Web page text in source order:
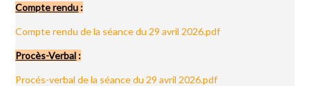
Compte rendu :
Compte rendu de la séance du 29 avril 2026.pdf
Procès-Verbal :
Procés-verbal de la séance du 29 avril 2026.pdf